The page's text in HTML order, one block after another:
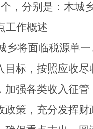
，分别是：木城
工作概述
乡将面临税源单
目标，按照应收
加强各类收入征管
政策，充分发挥